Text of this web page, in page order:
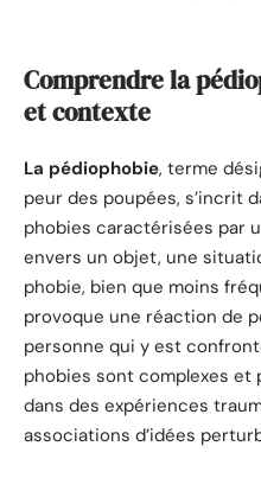
Comprendre la
et contexte
La pédiophobie, terme
peur des poupées, s’incrit
phobies caractérisées par
envers un objet, une
phobie, bien que moins
provoque une réaction de
personne qui y est
phobies sont complexes
dans des expériences
associations d’idées